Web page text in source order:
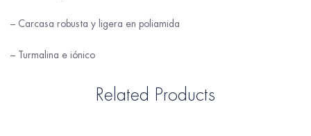
– Carcasa robusta y ligera en poliamida
– Turmalina e iónico
Related Products